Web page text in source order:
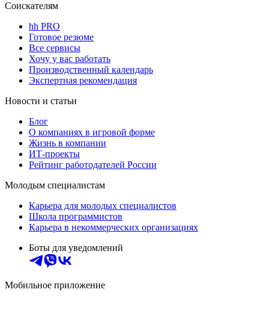
Соискателям
hh PRO
Готовое резюме
Все сервисы
Хочу у вас работать
Производственный календарь
Экспертная рекомендация
Новости и статьи
Блог
О компаниях в игровой форме
Жизнь в компании
ИТ-проекты
Рейтинг работодателей России
Молодым специалистам
Карьера для молодых специалистов
Школа программистов
Карьера в некоммерческих организациях
Боты для уведомлений
Мобильное приложение